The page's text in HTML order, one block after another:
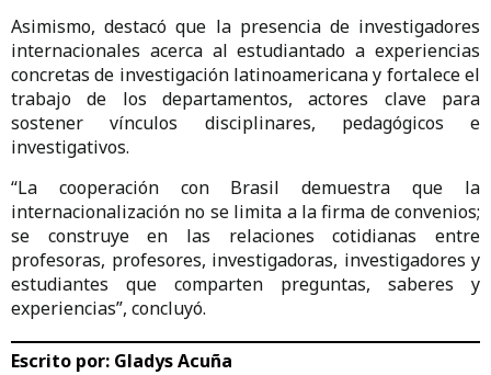
Asimismo, destacó que la presencia de investigadores
internacionales acerca al estudiantado a experiencias
concretas de investigación latinoamericana y fortalece el
trabajo de los departamentos, actores clave para
sostener vínculos disciplinares, pedagógicos e
investigativos.
“La cooperación con Brasil demuestra que la
internacionalización no se limita a la firma de convenios;
se construye en las relaciones cotidianas entre
profesoras, profesores, investigadoras, investigadores y
estudiantes que comparten preguntas, saberes y
experiencias”, concluyó.
Escrito por: Gladys Acuña